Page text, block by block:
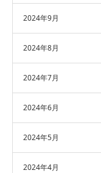
2024年9月
2024年8月
2024年7月
2024年6月
2024年5月
2024年4月